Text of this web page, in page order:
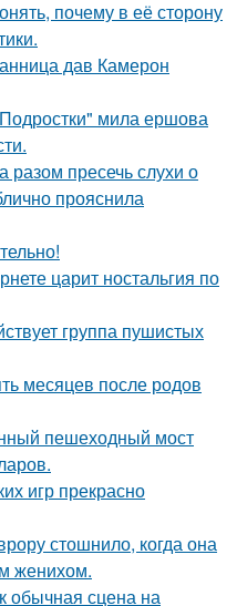
почему в её сторону
дав Камерон
мила ершова
пресечь слухи о
прояснила
царит ностальгия по
группа пушистых
месяцев после родов
пешеходный мост
игр прекрасно
стошнило, когда она
женихом.
обычная сцена на